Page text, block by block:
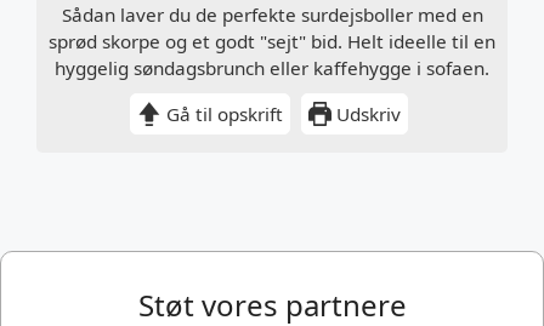
Sådan laver du de perfekte surdejsboller med en
sprød skorpe og et godt "sejt" bid. Helt ideelle til en
hyggelig søndagsbrunch eller kaffehygge i sofaen.
Gå til opskrift
Udskriv
Støt vores partnere